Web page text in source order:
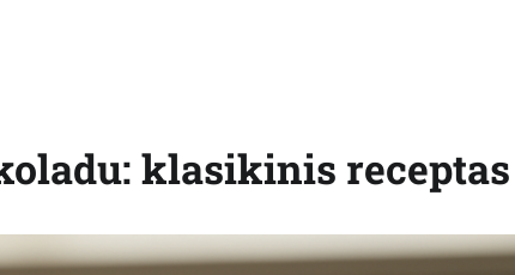
klasikinis receptas